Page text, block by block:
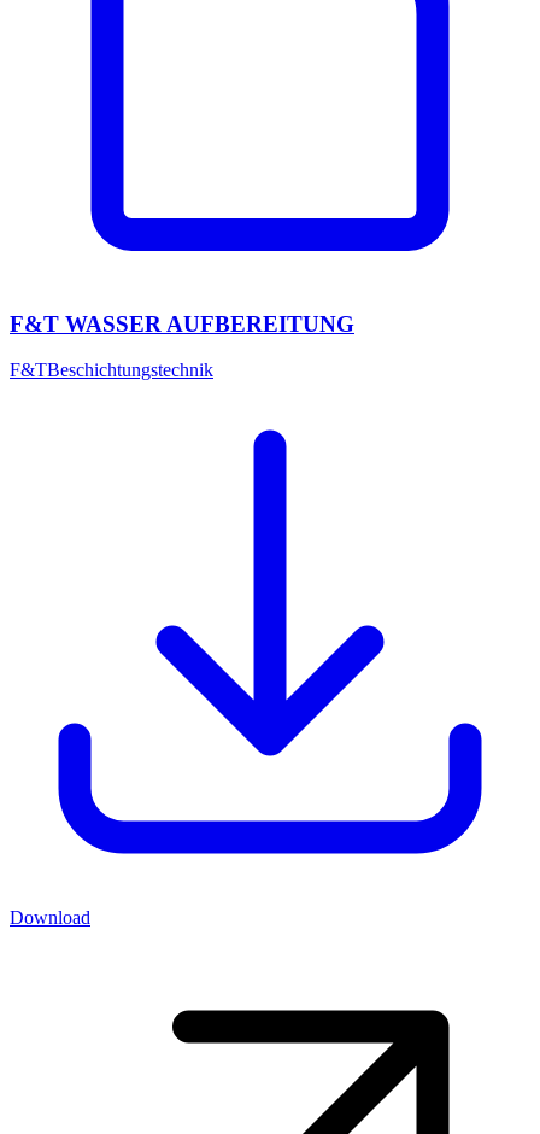
F&T WASSER AUFBEREITUNG
F&TBeschichtungstechnik
Download